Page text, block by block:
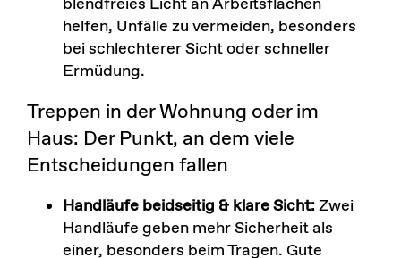
helfen, Unfälle zu vermeiden, besonders
bei schlechterer Sicht oder schneller
Ermüdung.
Treppen in der Wohnung oder im
Haus: Der Punkt, an dem viele
Entscheidungen fallen
Handläufe beidseitig & klare Sicht:Zwei
Handläufe geben mehr Sicherheit als
einer, besonders beim Tragen. Gute